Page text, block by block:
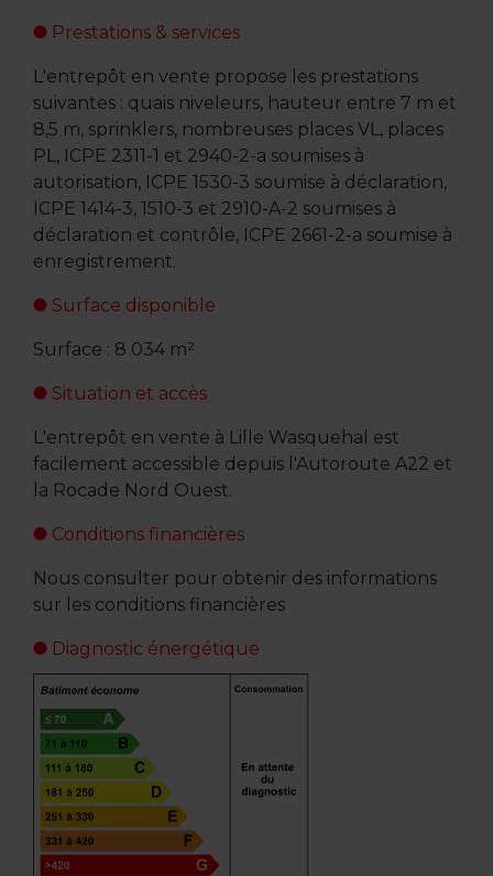
Prestations & services
L'entrepôt en vente propose les prestations
suivantes : quais niveleurs, hauteur entre 7 m et
8,5 m, sprinklers, nombreuses places VL, places
PL, ICPE 2311-1 et 2940-2-a soumises à
autorisation, ICPE 1530-3 soumise à déclaration,
ICPE 1414-3, 1510-3 et 2910-A-2 soumises à
déclaration et contrôle, ICPE 2661-2-a soumise à
enregistrement.
Surface disponible
Surface : 8 034 m²
Situation et accès
L'entrepôt en vente à Lille Wasquehal est
facilement accessible depuis l'Autoroute A22 et
la Rocade Nord Ouest.
Conditions financières
Nous consulter pour obtenir des informations
sur les conditions financières
Diagnostic énergétique